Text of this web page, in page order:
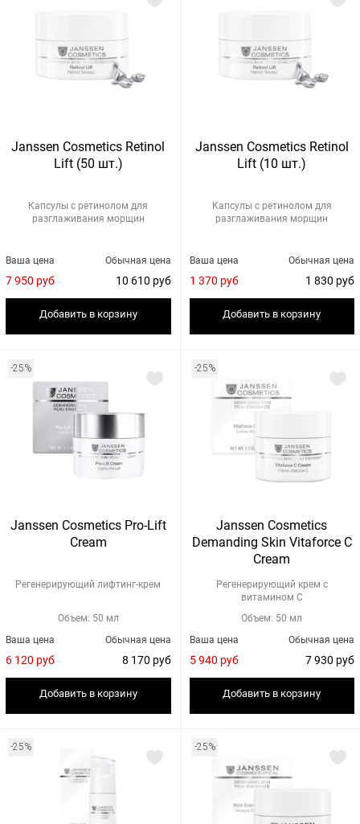
Janssen Cosmetics Retinol
Lift (50 шт.)
Капсулы с ретинолом для
разглаживания морщин
Обычная цена
10 610 руб
Ваша цена
7 950 руб
Добавить в корзину
Janssen Cosmetics Retinol
Lift (10 шт.)
Капсулы с ретинолом для
разглаживания морщин
Обычная цена
1 830 руб
Ваша цена
1 370 руб
Добавить в корзину
-25%
Janssen Cosmetics Pro-Lift
Cream
Регенерирующий лифтинг-крем
Объем: 50 мл
Обычная цена
8 170 руб
Ваша цена
6 120 руб
Добавить в корзину
-25%
Janssen Cosmetics
Demanding Skin Vitaforce C
Cream
Регенерирующий крем с
витамином С
Объем: 50 мл
Обычная цена
7 930 руб
Ваша цена
5 940 руб
Добавить в корзину
-25% -25%